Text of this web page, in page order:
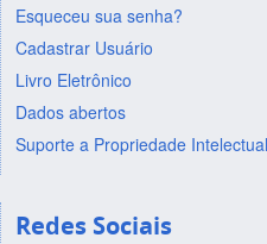
Esqueceu sua senha?
Cadastrar Usuário
Livro Eletrônico
Dados abertos
Suporte a Propriedade Intelectual
Redes Sociais